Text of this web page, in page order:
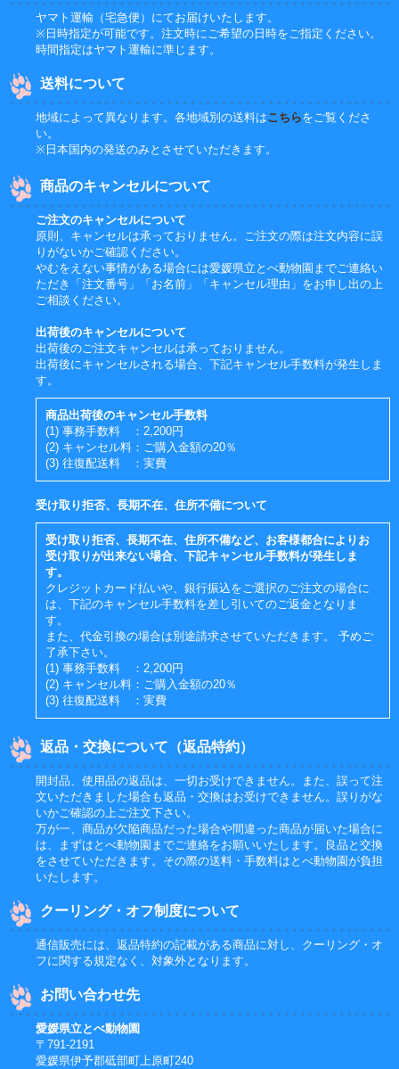
ヤマト運輸（宅急便）にてお届けいたします。
※日時指定が可能です。注文時にご希望の日時をご指定ください。
時間指定はヤマト運輸に準じます。
送料について
地域によって異なります。各地域別の送料はこちらをご覧くださ
い。
※日本国内の発送のみとさせていただきます。
商品のキャンセルについて
ご注文のキャンセルについて
原則、キャンセルは承っておりません。ご注文の際は注文内容に誤
りがないかご確認ください。
やむをえない事情がある場合には愛媛県立とべ動物園までご連絡い
ただき「注文番号」「お名前」「キャンセル理由」をお申し出の上
ご相談ください。
出荷後のキャンセルについて
出荷後のご注文キャンセルは承っておりません。
出荷後にキャンセルされる場合、下記キャンセル手数料が発生しま
す。
商品出荷後のキャンセル手数料
(1) 事務手数料 ：2,200円
(2) キャンセル料：ご購入金額の20％
(3) 往復配送料 ：実費
受け取り拒否、長期不在、住所不備について
受け取り拒否、長期不在、住所不備など、お客様都合によりお
受け取りが出来ない場合、下記キャンセル手数料が発生しま
す。
クレジットカード払いや、銀行振込をご選択のご注文の場合に
は、下記のキャンセル手数料を差し引いてのご返金となりま
す。
また、代金引換の場合は別途請求させていただきます。 予めご
了承下さい。
(1) 事務手数料 ：2,200円
(2) キャンセル料：ご購入金額の20％
(3) 往復配送料 ：実費
返品・交換について（返品特約）
開封品、使用品の返品は、一切お受けできません。また、誤って注
文いただきました場合も返品・交換はお受けできません。誤りがな
いかご確認の上ご注文下さい。
万が一、商品が欠陥商品だった場合や間違った商品が届いた場合に
は、まずはとべ動物園までご連絡をお願いいたします。良品と交換
をさせていただきます。その際の送料・手数料はとべ動物園が負担
いたします。
クーリング・オフ制度について
通信販売には、返品特約の記載がある商品に対し、クーリング・オ
フに関する規定なく、対象外となります。
お問い合わせ先
愛媛県立とべ動物園
〒791-2191
愛媛県伊予郡砥部町上原町240